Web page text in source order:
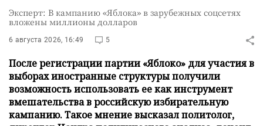
Эксперт: В кампанию «Яблока» в зарубежных соцсетях
вложены миллионы долларов
6 августа 2026, 16:49 5
После регистрации партии «Яблоко» для участия в
выборах иностранные структуры получили
возможность использовать ее как инструмент
вмешательства в российскую избирательную
кампанию. Такое мнение высказал политолог,